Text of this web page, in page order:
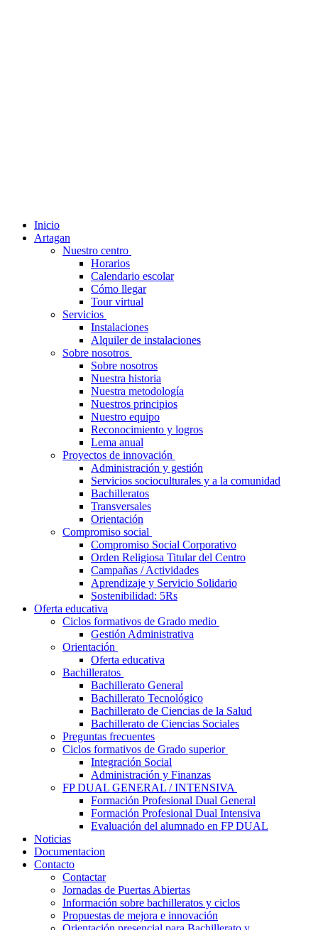
Inicio
Artagan
Nuestro centro
Horarios
Calendario escolar
Cómo llegar
Tour virtual
Servicios
Instalaciones
Alquiler de instalaciones
Sobre nosotros
Sobre nosotros
Nuestra historia
Nuestra metodología
Nuestros principios
Nuestro equipo
Reconocimiento y logros
Lema anual
Proyectos de innovación
Administración y gestión
Servicios socioculturales y a la comunidad
Bachilleratos
Transversales
Orientación
Compromiso social
Compromiso Social Corporativo
Orden Religiosa Titular del Centro
Campañas / Actividades
Aprendizaje y Servicio Solidario
Sostenibilidad: 5Rs
Oferta educativa
Ciclos formativos de Grado medio
Gestión Administrativa
Orientación
Oferta educativa
Bachilleratos
Bachillerato General
Bachillerato Tecnológico
Bachillerato de Ciencias de la Salud
Bachillerato de Ciencias Sociales
Preguntas frecuentes
Ciclos formativos de Grado superior
Integración Social
Administración y Finanzas
FP DUAL GENERAL / INTENSIVA
Formación Profesional Dual General
Formación Profesional Dual Intensiva
Evaluación del alumnado en FP DUAL
Noticias
Documentacion
Contacto
Contactar
Jornadas de Puertas Abiertas
Información sobre bachilleratos y ciclos
Propuestas de mejora e innovación